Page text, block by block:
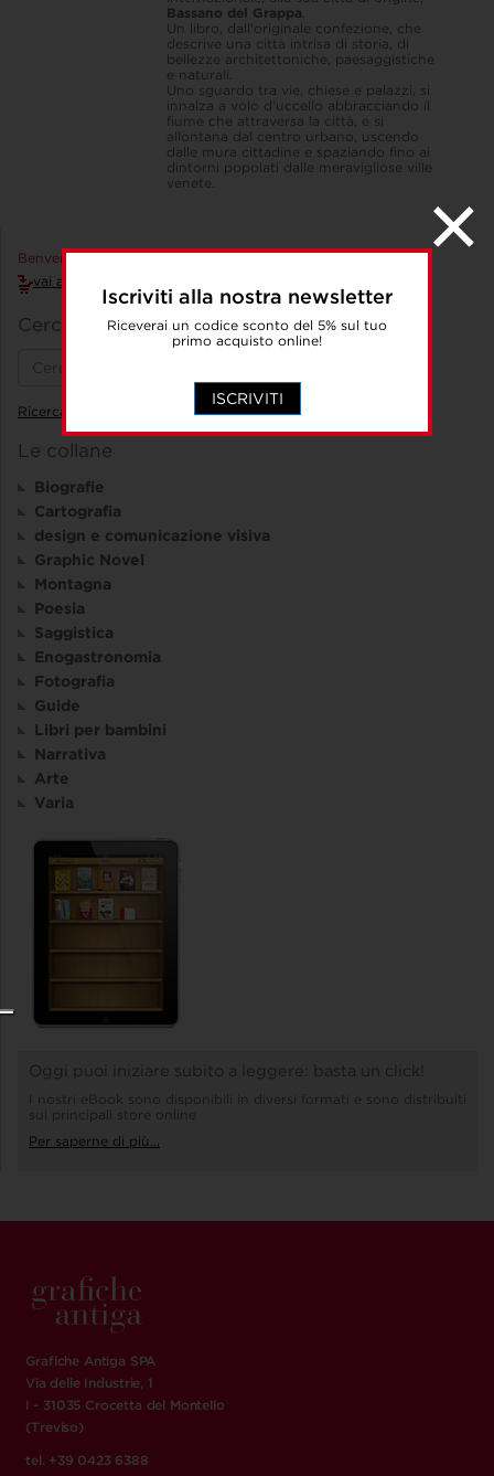
Iscriviti alla nostra newsletter
Riceverai un codice sconto del 5% sul tuo
primo acquisto online!
ISCRIVITI
Bassano del Grappa
Un libro, dall'originale confezione, che
descrive una città intrisa di storia, di
bellezze architettoniche, paesaggistiche
e naturali.
Uno sguardo tra vie, chiese e palazzi, si
innalza a volo d'uccello abbracciando il
fiume che attraversa la città, e si
allontana dal centro urbano, uscendo
dalle mura cittadine e spaziando fino ai
dintorni popolati dalle meravigliose ville
venete.
Benvenuto Accedi!
vai al carrello
Cerca un libro
Ricerca avanzata
Le collane
Biografie
Cartografia
design e comunicazione visiva
Graphic Novel
Montagna
Poesia
Saggistica
Enogastronomia
Fotografia
Guide
Libri per bambini
Narrativa
Arte
Varia
Oggi puoi iniziare subito a leggere: basta un click!
I nostri eBook sono disponibili in diversi formati e sono distribuiti
sui principali store online
Per saperne di più...
Grafiche Antiga SPA
Via delle Industrie, 1
I - 31035 Crocetta del Montello
(Treviso)
tel. +39 0423 6388